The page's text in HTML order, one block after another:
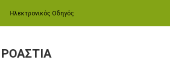
Ηλεκτρονικός Οδηγός